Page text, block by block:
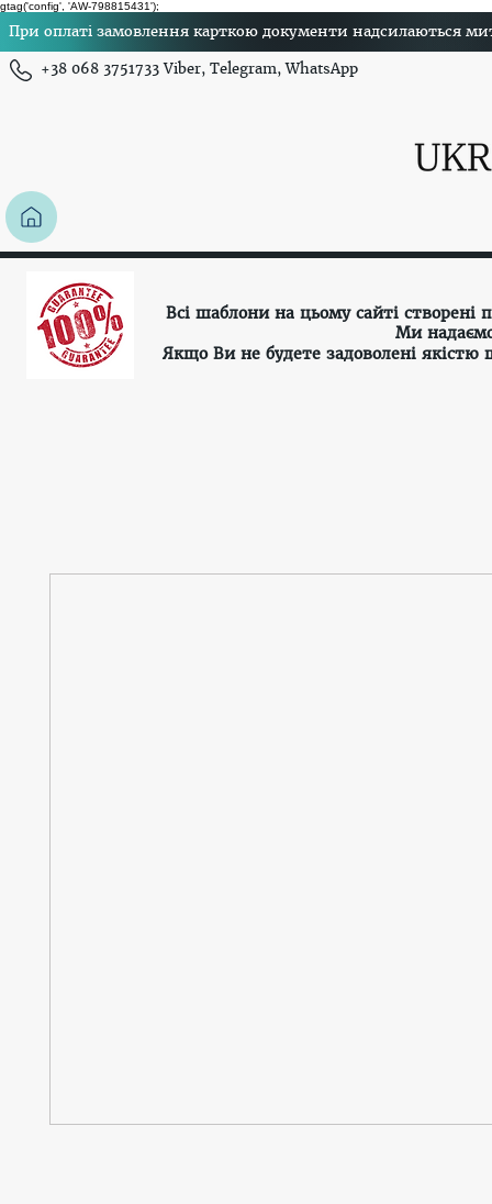
gtag('config', 'AW-798815431');
При оплаті замовлення карткою документи надсилаються
+38 068 3751733 Viber, Telegram, WhatsApp
Всі шаблони на цьому сайті
Ми
Якщо Ви не будете задоволені